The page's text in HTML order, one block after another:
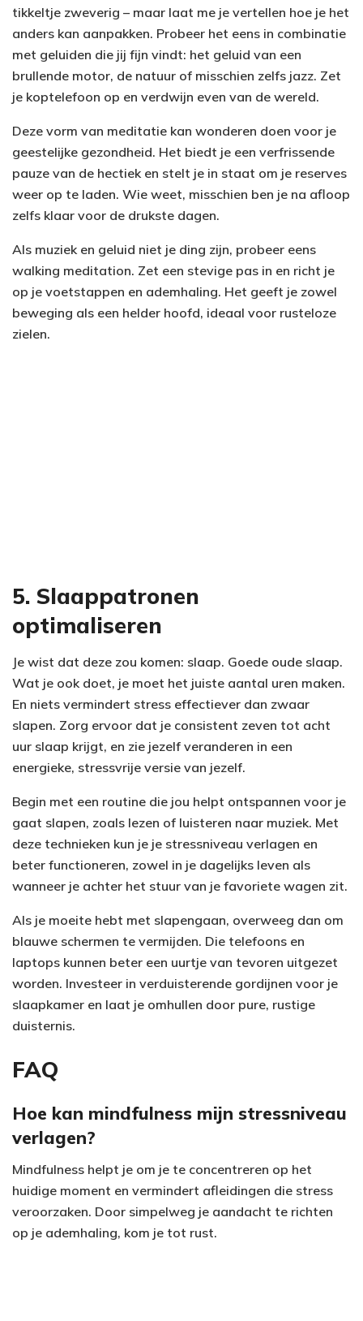
tikkeltje zweverig – maar laat me je vertellen hoe je het
anders kan aanpakken. Probeer het eens in combinatie
met geluiden die jij fijn vindt: het geluid van een
brullende motor, de natuur of misschien zelfs jazz. Zet
je koptelefoon op en verdwijn even van de wereld.
Deze vorm van meditatie kan wonderen doen voor je
geestelijke gezondheid. Het biedt je een verfrissende
pauze van de hectiek en stelt je in staat om je reserves
weer op te laden. Wie weet, misschien ben je na afloop
zelfs klaar voor de drukste dagen.
Als muziek en geluid niet je ding zijn, probeer eens
walking meditation. Zet een stevige pas in en richt je
op je voetstappen en ademhaling. Het geeft je zowel
beweging als een helder hoofd, ideaal voor rusteloze
zielen.
5. Slaappatronen
optimaliseren
Je wist dat deze zou komen: slaap. Goede oude slaap.
Wat je ook doet, je moet het juiste aantal uren maken.
En niets vermindert stress effectiever dan zwaar
slapen. Zorg ervoor dat je consistent zeven tot acht
uur slaap krijgt, en zie jezelf veranderen in een
energieke, stressvrije versie van jezelf.
Begin met een routine die jou helpt ontspannen voor je
gaat slapen, zoals lezen of luisteren naar muziek. Met
deze technieken kun je je stressniveau verlagen en
beter functioneren, zowel in je dagelijks leven als
wanneer je achter het stuur van je favoriete wagen zit.
Als je moeite hebt met slapengaan, overweeg dan om
blauwe schermen te vermijden. Die telefoons en
laptops kunnen beter een uurtje van tevoren uitgezet
worden. Investeer in verduisterende gordijnen voor je
slaapkamer en laat je omhullen door pure, rustige
duisternis.
FAQ
Hoe kan mindfulness mijn stressniveau
verlagen?
Mindfulness helpt je om je te concentreren op het
huidige moment en vermindert afleidingen die stress
veroorzaken. Door simpelweg je aandacht te richten
op je ademhaling, kom je tot rust.